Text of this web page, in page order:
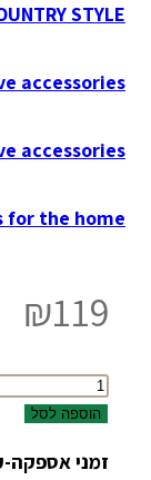
STYLE
accessories
accessories
for the home
₪119
כמות
של
mushroom
הוספה לסל
זמני אספקה-עד 7 ימי